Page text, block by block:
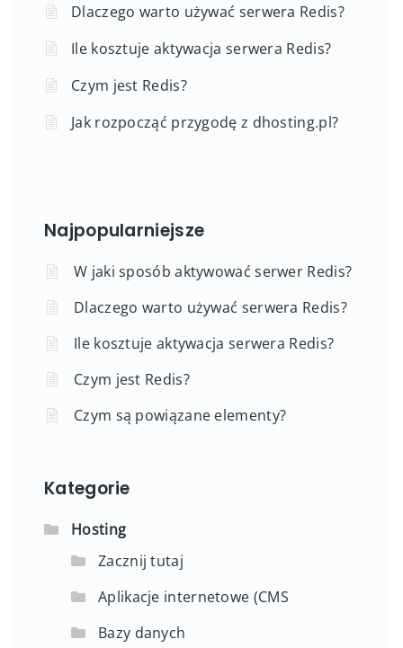
Dlaczego warto używać serwera Redis?
Ile kosztuje aktywacja serwera Redis?
Czym jest Redis?
Jak rozpocząć przygodę z dhosting.pl?
Najpopularniejsze
W jaki sposób aktywować serwer Redis?
Dlaczego warto używać serwera Redis?
Ile kosztuje aktywacja serwera Redis?
Czym jest Redis?
Czym są powiązane elementy?
Kategorie
Hosting
Zacznij tutaj
Aplikacje internetowe (CMS
Bazy danych